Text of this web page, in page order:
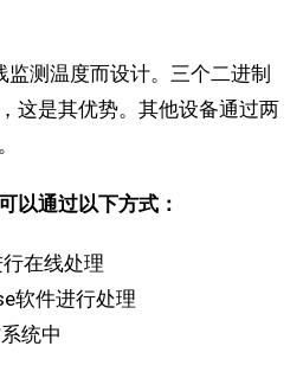
监测温度而设计。三个二进制
这是其优势。其他设备通过两
以通过以下方式：
在线处理
软件进行处理
统中